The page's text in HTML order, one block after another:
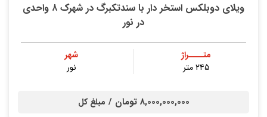
ویلای دوبلکس استخر دار با سندتکبرگ در شهرک ۸ واحدی
در نور
متــــراژ
۲۴۵ متر
شهر
نور
8,000,000,000 تومان / مبلغ کل